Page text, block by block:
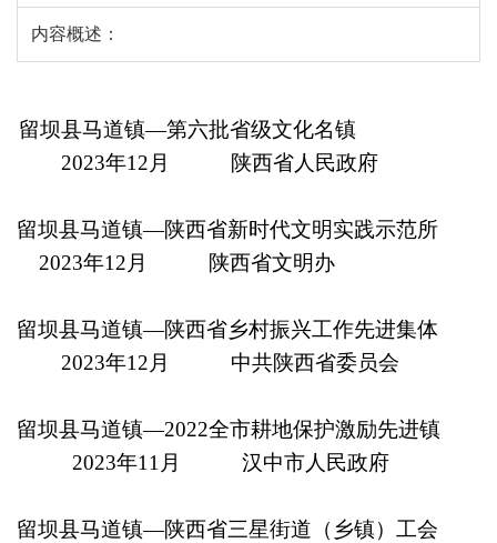
内容概述：
留坝县马道镇—第六批省级文化名镇
2023年12月 陕西省人民政府
留坝县马道镇—陕西省新时代文明实践示范所
2023年12月 陕西省文明办
留坝县马道镇—陕西省乡村振兴工作先进集体
2023年12月 中共陕西省委员会
留坝县马道镇—2022全市耕地保护激励先进镇
2023年11月 汉中市人民政府
留坝县马道镇—陕西省三星街道（乡镇）工会